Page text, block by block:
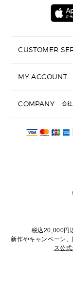
ミ
定期
CUSTOMER
ギフト用にラッ
ショッピング
注文後に完了
サイズ交換は
MY ACCOUNT
COMPANY 会
会社概要
税込20,000円
新作やキャンペーン
ス公